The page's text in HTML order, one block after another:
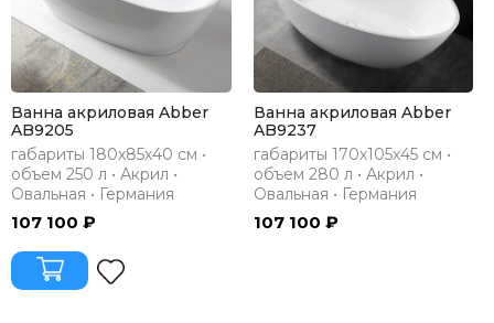
Ванна акриловая Abber
AB9205
габариты 180х85х40 см •
объем 250 л • Акрил •
Овальная • Германия
107 100 ₽
Ванна акриловая Abber
AB9237
габариты 170х105х45 см •
объем 280 л • Акрил •
Овальная • Германия
107 100 ₽